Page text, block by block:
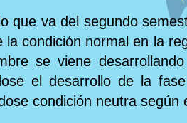
que va del segundo
la condición normal en la
se viene
el desarrollo de la
condición neutra